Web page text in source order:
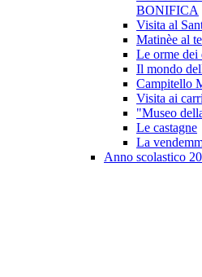
BONIFICA
Visita al
Matinèe al
Le orme dei
Il mondo
Campitello
Visita ai
"Museo
Le castagne
La
Anno scolastico